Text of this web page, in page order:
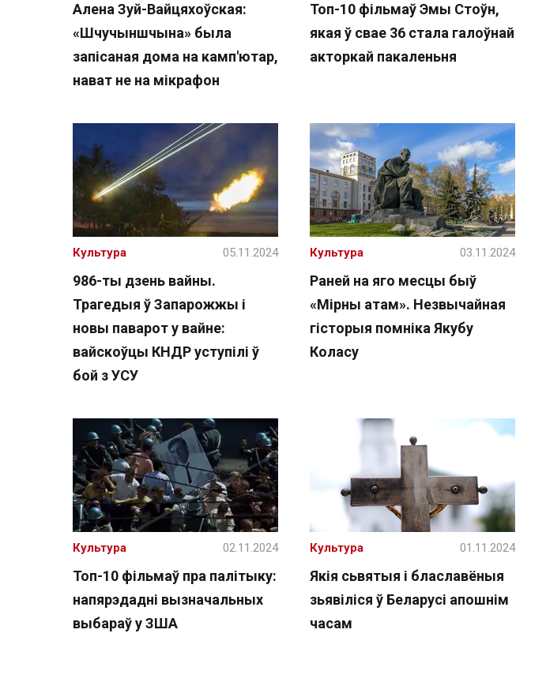
Алена Зуй-Вайцяхоўская:
«Шчучыншчына» была
запісаная дома на камп'ютар,
нават не на мікрафон
Топ-10 фільмаў Эмы Стоўн,
якая ў свае 36 стала галоўнай
акторкай пакаленьня
986-ты дзень вайны.
Трагедыя ў Запарожжы і
новы паварот у вайне:
вайскоўцы КНДР уступілі ў
бой з УСУ
Культура 05.11.2024
Раней на яго месцы быў
«Мірны атам». Незвычайная
гісторыя помніка Якубу
Коласу
Культура 03.11.2024
Топ-10 фільмаў пра палітыку:
напярэдадні вызначальных
выбараў у ЗША
Культура 02.11.2024
Якія сьвятыя і блаславёныя
зьявіліся ў Беларусі апошнім
часам
Культура 01.11.2024